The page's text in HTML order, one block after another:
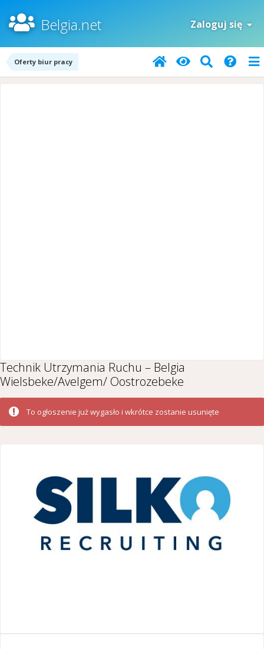
Belgia.net Zaloguj się
Oferty biur pracy
Technik Utrzymania Ruchu – Belgia
Wielsbeke/Avelgem/ Oostrozebeke
To ogłoszenie już wygasło i wkrótce zostanie usunięte